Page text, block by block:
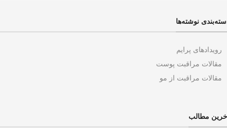
نوشته‌ها
رویدادهای پرایم
مقالات مراقبت پوست
مقالات مراقبت از مو
مطالب